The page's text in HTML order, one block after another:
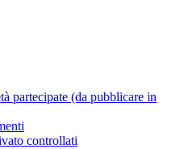
partecipate (da pubblicare in
controllati